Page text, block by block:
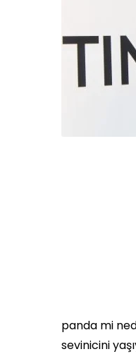
panda mi
sevinicini